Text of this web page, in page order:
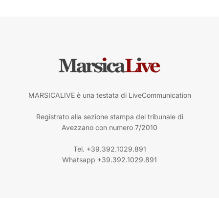
MARSICALIVE è una testata di LiveCommunication
Registrato alla sezione stampa del tribunale di
Avezzano con numero 7/2010
Tel. +39.392.1029.891
Whatsapp +39.392.1029.891